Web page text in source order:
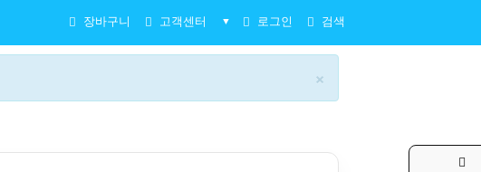
장바구니 고객센터 ▼ 로그인 검색
×